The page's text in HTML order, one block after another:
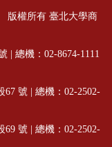
版權所有 臺北大學商
| 總機： 02-8674-1111
號 | 總機： 02-2502-
號 | 總機： 02-2502-